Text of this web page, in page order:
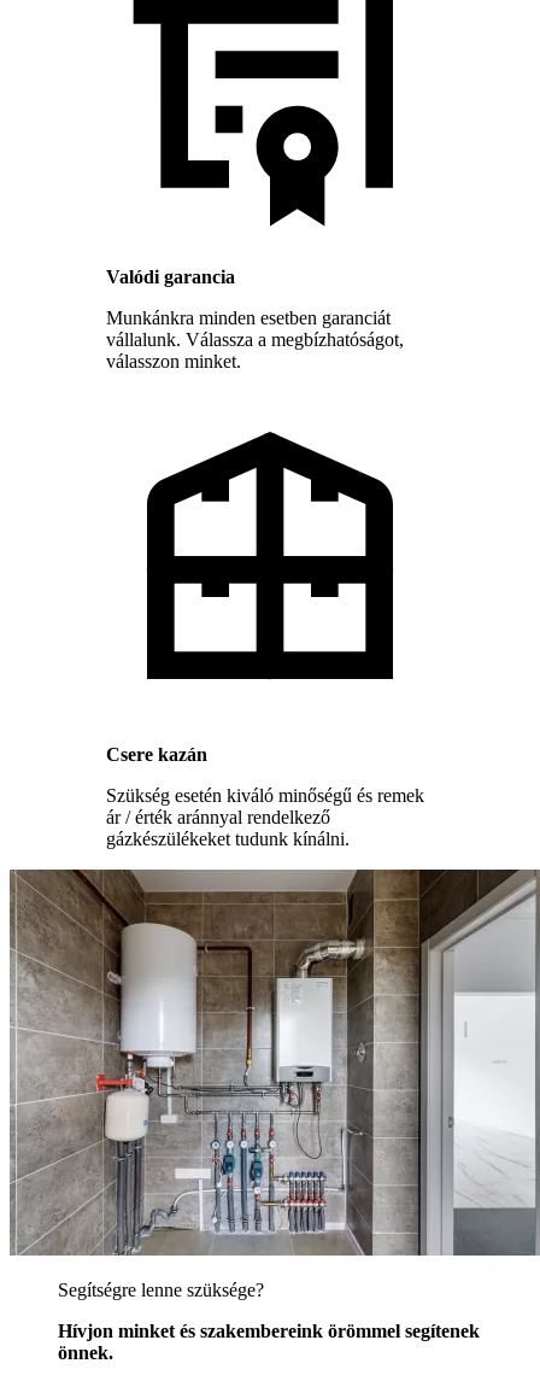
Valódi garancia
Munkánkra minden esetben garanciát
vállalunk. Válassza a megbízhatóságot,
válasszon minket.
Csere kazán
Szükség esetén kiváló minőségű és remek
ár / érték aránnyal rendelkező
gázkészülékeket tudunk kínálni.
Segítségre lenne szüksége?
Hívjon minket és szakembereink örömmel segítenek
önnek.